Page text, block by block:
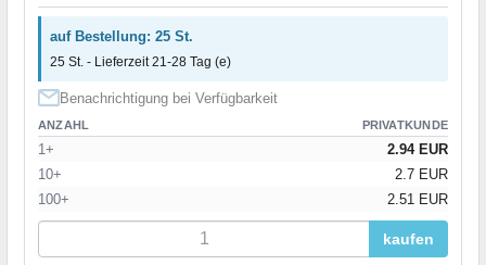
1,5 kOhm(1)
1,5 кОм(3)
2,2 кОм
3,3 кОм
3,9 кОм(1)
4,7 kOhm
4,7 кОм
6,8 кОм
10 кОм(3)
auf Bestellung: 25 St.
25 St. - Lieferzeit 21-28 Tag (e)
Benachrichtigung bei Verfügbarkeit
ANZAHL PRIVATKUNDE
1+
2.94 EUR
10+
2.7 EUR
100+
2.51 EUR
kaufen